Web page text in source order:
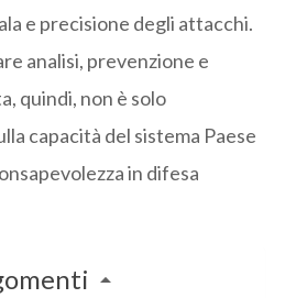
e precisione degli attacchi.
analisi, prevenzione e
quindi, non è solo
capacità del sistema Paese
in difesa